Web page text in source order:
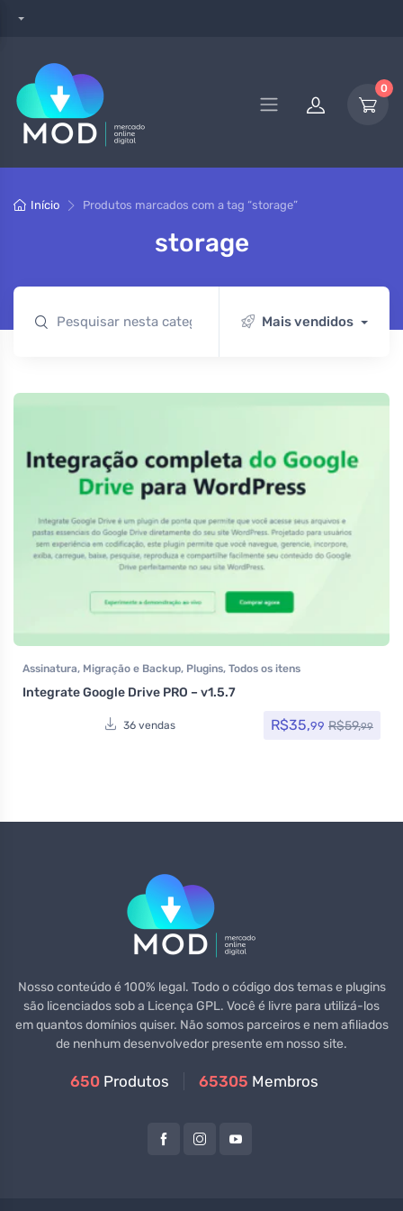
0
Início Produtos marcados com a tag “storage”
storage
Mais vendidos
Assinatura, Migração e Backup, Plugins, Todos os itens
Integrate Google Drive PRO – v1.5.7
36 vendas R$35,99 R$59,99
Nosso conteúdo é 100% legal. Todo o código dos temas e plugins
são licenciados sob a Licença GPL. Você é livre para utilizá-los
em quantos domínios quiser. Não somos parceiros e nem afiliados
de nenhum desenvolvedor presente em nosso site.
650 Produtos 65305 Membros